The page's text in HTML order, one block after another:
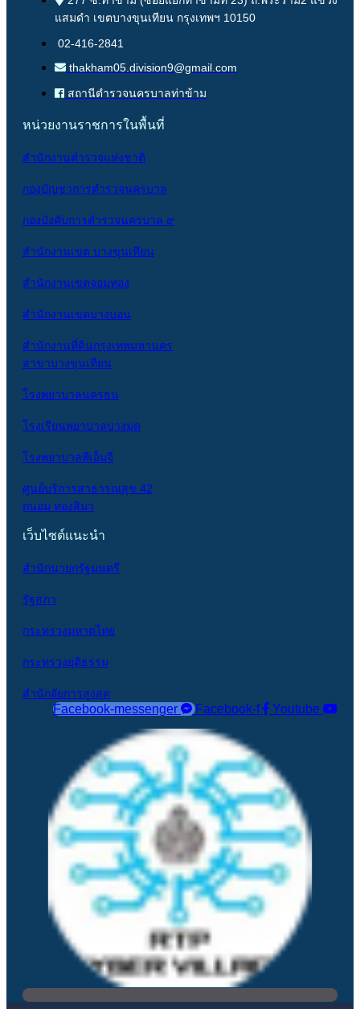
แสมดำ เขตบางขุนเทียน กรุงเทพฯ 10150
02-416-2841
thakham05.division9@gmail.com
สถานีตำรวจนครบาลท่าข้าม
หน่วยงานราชการในพื้นที่
สำนักงานตำรวจแห่งชาติ
กองบัญชาการตำรวจนครบาล
กองบังคับการตำรวจนครบาล ๙
สำนักงานเขต บางขุนเทียน
สำนักงานเขตจอมทอง
สำนักงานเขตบางบอน
สำนักงานที่ดินกรุงเทพมหานคร
สาขาบางขุนเทียน
โรงพยาบาลนครธน
โรงเรียนพยาบาลบางมด
โรงพยาบาลพีเอ็มจี
ศูนย์บริการสาธารณสุข 42
ถนอม ทองสิมา
เว็บไซต์แนะนำ
สำนักนายกรัฐมนตรี
รัฐสภา
กระทรวงมหาดไทย
กระทรวงยุติธรรม
สำนักอัยการสูงสุด
Facebook-messenger Facebook-f Youtube